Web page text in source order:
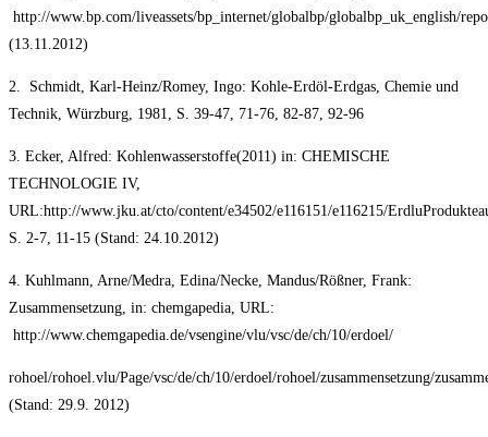
http://www.bp.com/liveassets/bp_internet/globalbp/globalbp_uk_english/
(13.11.2012)
2. Schmidt, Karl-Heinz/Romey, Ingo: Kohle-Erdöl-Erdgas, Chemie und
Technik, Würzburg, 1981, S. 39-47, 71-76, 82-87, 92-96
3. Ecker, Alfred: Kohlenwasserstoffe(2011) in: CHEMISCHE
TECHNOLOGIE IV,
URL:http://www.jku.at/cto/content/e34502/e116151/e116215/
S. 2-7, 11-15 (Stand: 24.10.2012)
4. Kuhlmann, Arne/Medra, Edina/Necke, Mandus/Rößner, Frank:
Zusammensetzung, in: chemgapedia, URL:
http://www.chemgapedia.de/vsengine/vlu/vsc/de/ch/10/erdoel/
rohoel/rohoel.vlu/Page/vsc/de/ch/10/erdoel/rohoel/zusammensetzung/
(Stand: 29.9. 2012)